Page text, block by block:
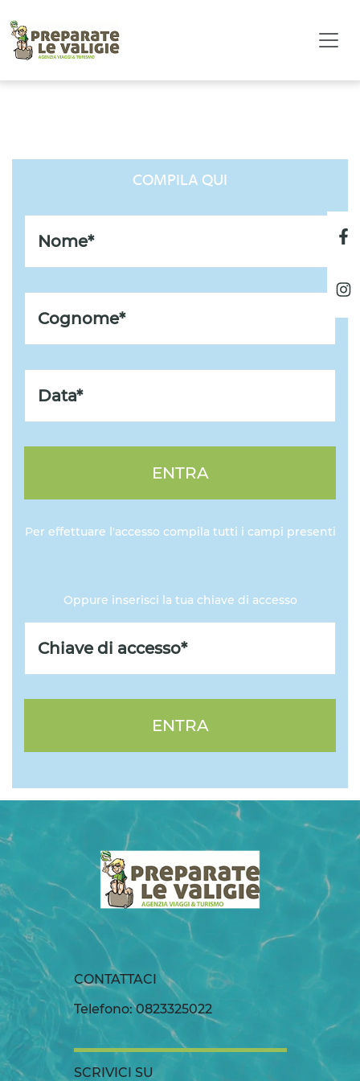
COMPILA QUI
ENTRA
Per effettuare l'accesso compila tutti i campi presenti
Oppure inserisci la tua chiave di accesso
ENTRA
CONTATTACI
Telefono: 0823325022
SCRIVICI SU